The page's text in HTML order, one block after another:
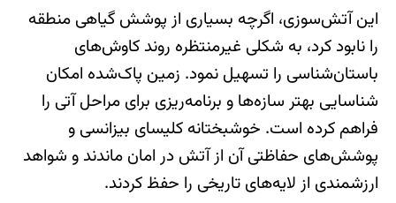
این آتش‌سوزی، اگرچه بسیاری از پوشش گیاهی منطقه
را نابود کرد، به شکلی غیرمنتظره روند کاوش‌های
باستان‌شناسی را تسهیل نمود. زمین پاک‌شده امکان
شناسایی بهتر سازه‌ها و برنامه‌ریزی برای مراحل آتی را
فراهم کرده است. خوشبختانه کلیسای بیزانسی و
پوشش‌های حفاظتی آن از آتش در امان ماندند و شواهد
ارزشمندی از لایه‌های تاریخی را حفظ کردند.